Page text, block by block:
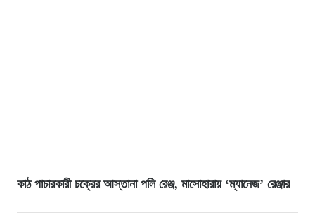
কাঠ পাচারকারী চক্রের আস্তানা পলি রেঞ্জ, মাসোহারায় ‘ম্যানেজ’ রেঞ্জার